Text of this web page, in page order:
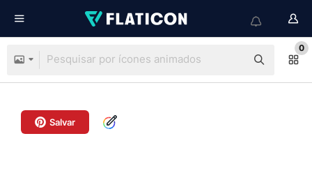
0
Salvar